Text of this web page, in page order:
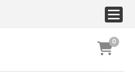
0